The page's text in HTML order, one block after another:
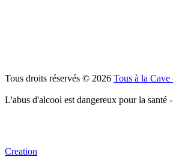
Tous droits réservés © 2026 Tous à la Cave
L'abus d'alcool est dangereux pour la santé
Creation